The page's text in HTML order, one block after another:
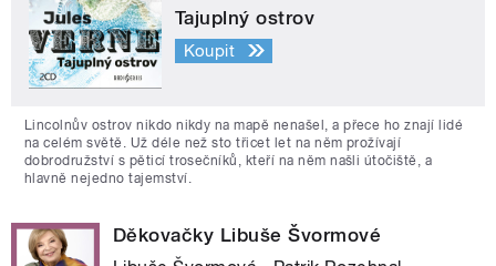
Tajuplný ostrov
Koupit
Lincolnův ostrov nikdo nikdy na mapě nenašel, a přece ho znají lidé
na celém světě. Už déle než sto třicet let na něm prožívají
dobrodružství s pěticí trosečníků, kteří na něm našli útočiště, a
hlavně nejedno tajemství.
Děkovačky Libuše Švormové